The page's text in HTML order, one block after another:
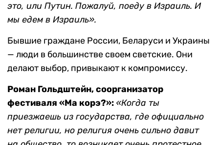
это, или Путин. Пожалуй, поеду в Израиль. И
мы едем в Израиль».
Бывшие граждане России, Беларуси и Украины
— люди в большинстве своем светские. Они
делают выбор, привыкают к компромиссу.
Роман Гольдштейн, соорганизатор
фестиваля «Ма корэ?»: «Когда ты
приезжаешь из государства, где официально
нет религии, но религия очень сильно давит